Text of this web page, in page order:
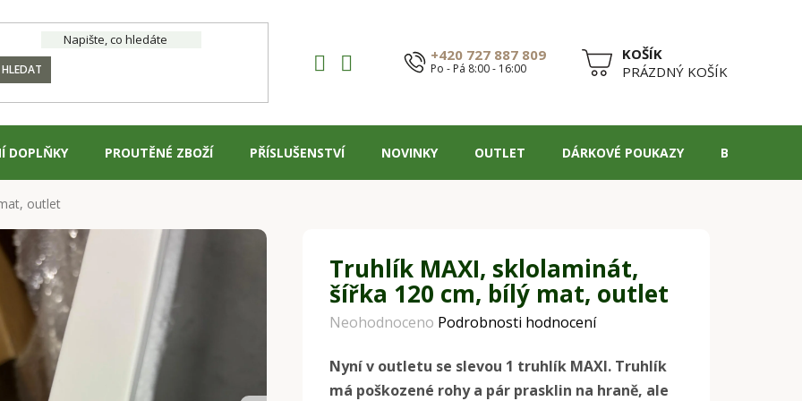
HLEDAT
+420 727 887 809
Po - Pá 8:00 - 16:00
NÁKUPNÍPRÁZDNÝ KOŠÍK
DOPLŇKY PROUTĚNÉ ZBOŽÍ PŘÍSLUŠENSTVÍ NOVINKY OUTLET DÁRKOVÉ POUKAZY BLOG
outlet
Truhlík MAXI, sklolaminát,
šířka 120 cm, bílý mat, outlet
Průměrné
produktu
je
Neohodnoceno Podrobnosti hodnocení
Nyní v outletu se slevou 1 truhlík MAXI. Truhlík
má poškozené rohy a pár prasklin na hraně, ale